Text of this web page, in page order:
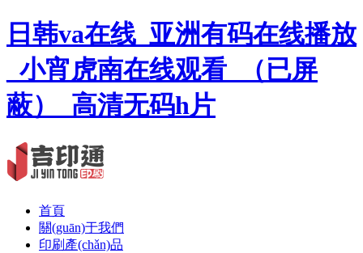
日韩va在线_亚洲有码在线播放
_小宵虎南在线观看_（已屏
蔽）_高清无码h片
首頁
關(guān)于我們
印刷產(chǎn)品